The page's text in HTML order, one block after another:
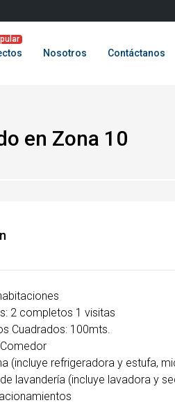
Nosotros Contáctanos
en Zona 10
2 completos 1 visitas
Cuadrados: 100mts.
(incluye refrigeradora y estufa,
lavandería (incluye lavadora y